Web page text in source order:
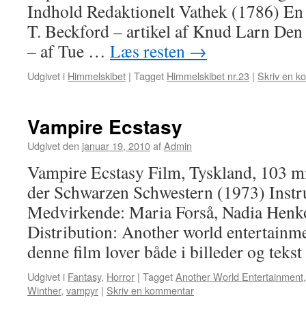
Indhold Redaktionelt Vathek (1786)
T. Beckford – artikel af Knud Larn
– af Tue … Læs resten →
Udgivet i Himmelskibet | Tagget Himmelskibet nr.23 | Skriv en
Vampire Ecstasy
Udgivet den januar 19, 2010afAdmin
Vampire Ecstasy Film, Tyskland, 103
der Schwarzen Schwestern (1973)
Medvirkende: Maria Forså, Nadia
Distribution: Another world
denne film lover både i billeder og
Udgivet i Fantasy, Horror | TaggetAnother World Entertainment
Winther, vampyr | Skriv en kommentar